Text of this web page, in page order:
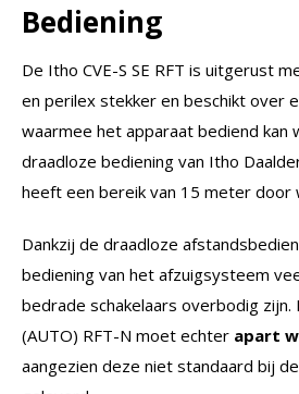
Bediening
De Itho CVE-S SE RFT is uitgerust
en perilex stekker en beschikt over
waarmee het apparaat bediend kan
draadloze bediening van Itho
heeft een bereik van 15 meter door
Dankzij de draadloze
bediening van het afzuigsysteem
bedrade schakelaars overbodig
(AUTO) RFT-N moet echter apart
aangezien deze niet standaard bij